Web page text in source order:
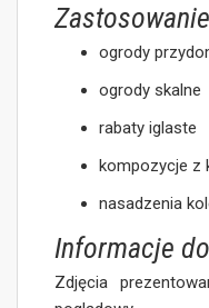
Zastosowanie
ogrody
ogrody skalne
rabaty iglaste
kompozycje z
nasadzenia
Informacje
Zdjęcia